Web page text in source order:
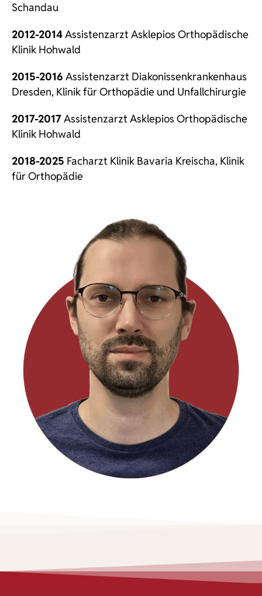
Schandau
2012-2014Assistenzarzt Asklepios Orthopädische
Klinik Hohwald
2015-2016 Assistenzarzt Diakonissenkrankenhaus
Dresden, Klinik für Orthopädie und Unfallchirurgie
2017-2017Assistenzarzt Asklepios Orthopädische
Klinik Hohwald
2018-2025 Facharzt Klinik Bavaria Kreischa, Klinik
für Orthopädie